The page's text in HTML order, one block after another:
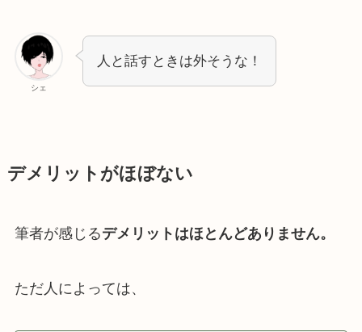
シェ
人と話すときは外そうな！
デメリットがほぼない
筆者が感じるデメリットはほとんどありません。
ただ人によっては、